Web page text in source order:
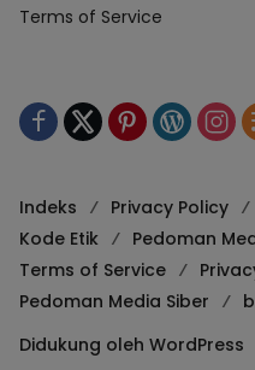
Terms of Service
Indeks Privacy Policy
Kode Etik
Pedoman
Terms of Service
Pedoman Media Siber
Didukung oleh WordPress